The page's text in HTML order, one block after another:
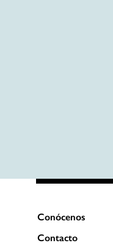
Conócenos
Contacto